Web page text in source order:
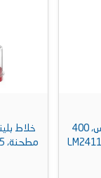
خلاط كهربائي مولينكس، 400
خلاط